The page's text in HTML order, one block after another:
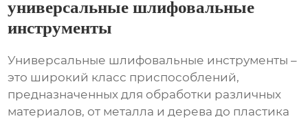
универсальные шлифовальные
инструменты
Универсальные шлифовальные инструменты –
это широкий класс приспособлений,
предназначенных для обработки различных
материалов, от металла и дерева до пластика